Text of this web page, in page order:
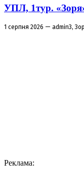
УПЛ, 1тур.
1 серпня 2026 — admin3,
Реклама: